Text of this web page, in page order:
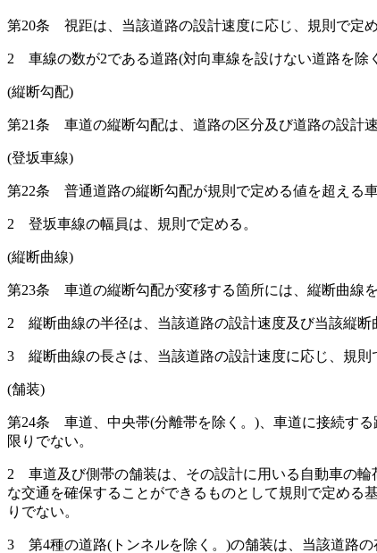
第20条 視距は、当該道路の設計速度に応じ、規則で定め
2 車線の数が2である道路(対向車線を設けない道路を除
(縦断勾配)
第21条 車道の縦断勾配は、道路の区分及び道路の設計
(登坂車線)
第22条 普通道路の縦断勾配が規則で定める値を超える
2 登坂車線の幅員は、規則で定める。
(縦断曲線)
第23条 車道の縦断勾配が変移する箇所には、縦断曲線
2 縦断曲線の半径は、当該道路の設計速度及び当該縦断
3 縦断曲線の長さは、当該道路の設計速度に応じ、規則
(舗装)
第24条 車道、中央帯(分離帯を除く。) 、車道に接続す
限りでない。
2
車道及び側帯の舗装は、その設計に用いる自動車の
な交通を確保することができるものとして規則で定める
りでない。
3 第4種の道路(トンネルを除く。)の舗装は、当該道路